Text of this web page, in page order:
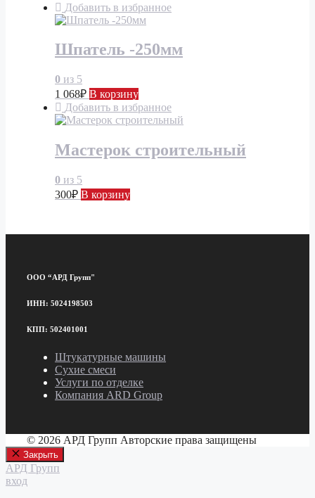
Добавить в избранное
Шпатель -250мм
0 из 5
1 068₽ В корзину
Добавить в избранное
Мастерок строительный
0 из 5
300₽ В корзину
ООО “АРД Групп"
ИНН: 5024198503
КПП: 502401001
Штукатурные машины
Сухие смеси
Услуги по отделке
Компания ARD Group
© 2026 АРД Групп Авторские права защищены
Закрыть
АРД Групп
вход